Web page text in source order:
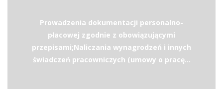
Prowadzenia dokumentacji personalno-
płacowej zgodnie z obowiązującymi
przepisami;Naliczania wynagrodzeń i innych
świadczeń pracowniczych (umowy o pracę...